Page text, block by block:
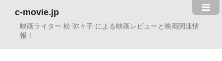
c-movie.jp
映画ライター 松 弥々子 による映画レビューと映画関連情
報！